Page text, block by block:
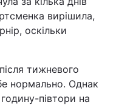
вирішила,
оскільки
тижневого
нормально. Однак
півтори на